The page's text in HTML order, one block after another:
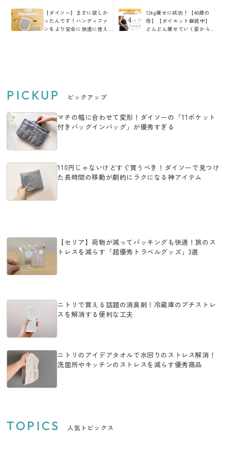
【ダイソー】まさに欲しか
ったんです！ハンディファ
ンをより安全に快適に使え
12kg痩せに成功！【40歳の
母】【ダイエット継続中】
どんどん痩せていく姿から
PICKUP ピックアップ
マチの幅に合わせて変形！ダイソーの「11ポケット
付きバッグインバッグ」が優秀すぎる
110円じゃないけどすぐ買うべき！ダイソーで見つけ
た長時間の移動が劇的にラクになる神アイテム
【セリア】荷物が減ってパッキングも快適！旅のス
トレスを減らす「超優秀トラベルグッズ」3選
ニトリで買える話題の消臭剤！冷蔵庫のプチストレ
スを解消する便利な工夫
ニトリのアイデアタオルで水回りのストレス解消！
洗面所やキッチンのストレスを減らす優秀商品
TOPICS 人気トピックス